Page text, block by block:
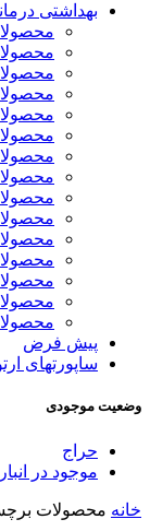
بهداشتی
پیش فرض
ساپورتهای
وضعیت موجودی
حراج
موجود در انبار
خانه محصولات